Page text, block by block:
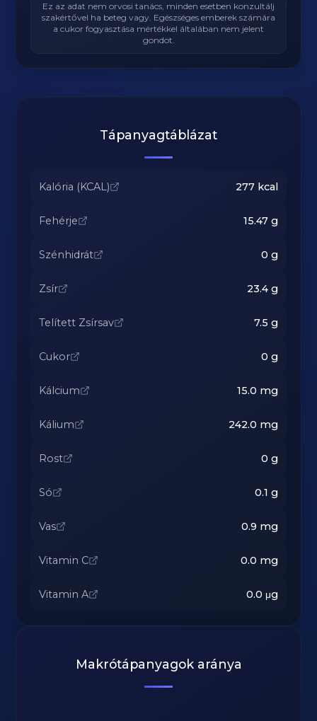
Ez az adat nem orvosi tanács, minden esetben konzultálj
szakértővel ha beteg vagy. Egészséges emberek számára
a cukor fogyasztása mértékkel általában nem jelent
gondot.
Tápanyagtáblázat
Kalória (KCAL) 277kcal
Fehérje 15.47g
Szénhidrát 0 g
Zsír 23.4g
Telített Zsírsav 7.5 g
Cukor 0 g
Kálcium 15.0 mg
Kálium 242.0 mg
Rost 0 g
Só 0.1 g
Vas 0.9 mg
Vitamin C 0.0 mg
Vitamin A 0.0 μg
Makrótápanyagok aránya